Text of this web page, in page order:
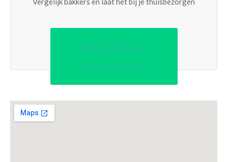
Bekijk de beste
taartenwinkels